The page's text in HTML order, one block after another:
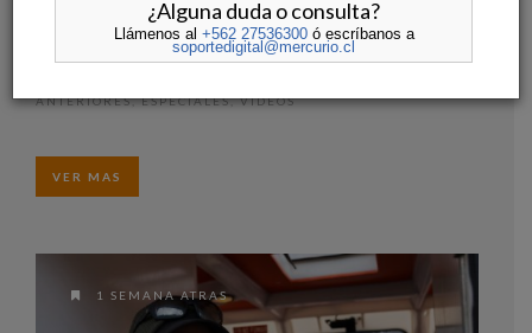
May Chomali: Los desafíos, la
trayectoria y la historia de la
ANTERIORES,ESPECIALES,VIDEOS
VER MAS
1 SEMANA ATRAS
¿Alguna duda o consulta?
Llámenos al +562 27536300ó escríbanos a
soportedigital@mercurio.cl